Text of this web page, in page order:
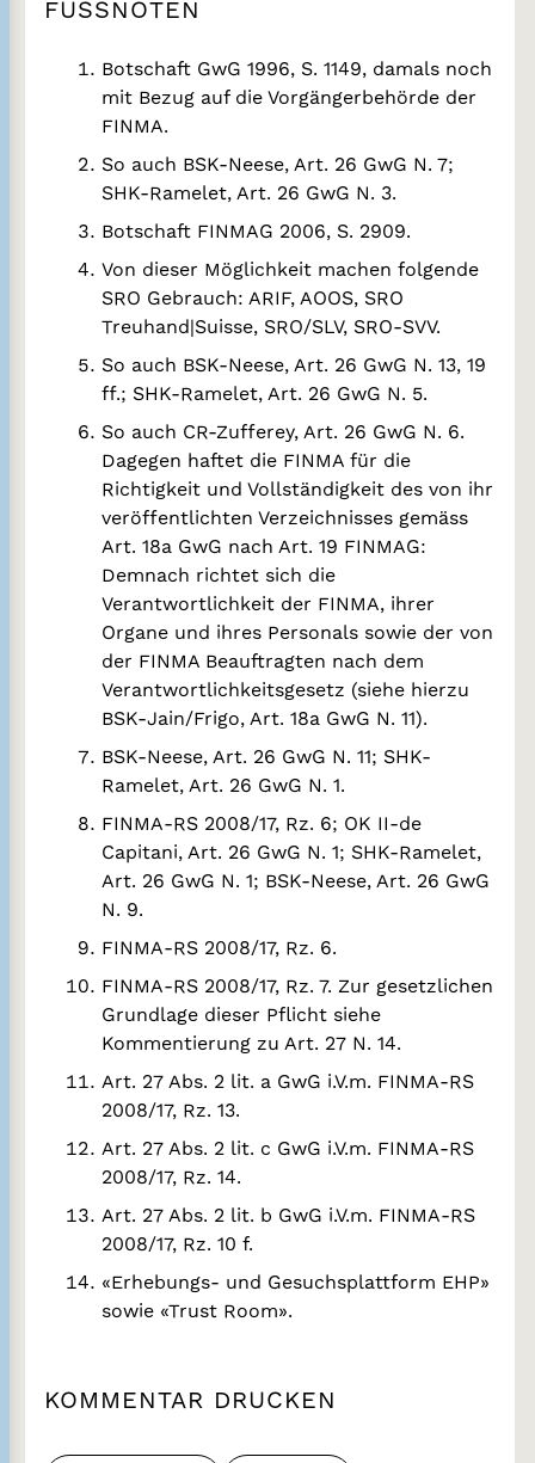
FUSSNOTEN
Botschaft GwG 1996, S. 1149, damals noch
mit Bezug auf die Vorgängerbehörde der
FINMA.
So auch BSK-Neese, Art. 26 GwG N. 7;
SHK-Ramelet, Art. 26 GwG N. 3.
Botschaft FINMAG 2006, S. 2909.
Von dieser Möglichkeit machen folgende
SRO Gebrauch: ARIF, AOOS, SRO
Treuhand|Suisse, SRO/SLV, SRO-SVV.
So auch BSK-Neese, Art. 26 GwG N. 13, 19
ff.; SHK-Ramelet, Art. 26 GwG N. 5.
So auch CR-Zufferey, Art. 26 GwG N. 6.
Dagegen haftet die FINMA für die
Richtigkeit und Vollständigkeit des von ihr
veröffentlichten Verzeichnisses gemäss
Art. 18a GwG nach Art. 19 FINMAG:
Demnach richtet sich die
Verantwortlichkeit der FINMA, ihrer
Organe und ihres Personals sowie der von
der FINMA Beauftragten nach dem
Verantwortlichkeitsgesetz (siehe hierzu
BSK-Jain/Frigo, Art. 18a GwG N. 11).
BSK-Neese, Art. 26 GwG N. 11; SHK-
Ramelet, Art. 26 GwG N. 1.
FINMA-RS 2008/17, Rz. 6; OK II-de
Capitani, Art. 26 GwG N. 1; SHK-Ramelet,
Art. 26 GwG N. 1; BSK-Neese, Art. 26 GwG
N. 9.
FINMA-RS 2008/17, Rz. 6.
FINMA-RS 2008/17, Rz. 7. Zur gesetzlichen
Grundlage dieser Pflicht siehe
Kommentierung zu Art. 27 N. 14.
Art. 27 Abs. 2 lit. a GwG i.V.m. FINMA-RS
2008/17, Rz. 13.
Art. 27 Abs. 2 lit. c GwG i.V.m. FINMA-RS
2008/17, Rz. 14.
Art. 27 Abs. 2 lit. b GwG i.V.m. FINMA-RS
2008/17, Rz. 10 f.
«Erhebungs- und Gesuchsplattform EHP»
sowie «Trust Room».
KOMMENTAR DRUCKEN